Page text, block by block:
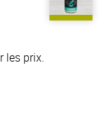
les prix.